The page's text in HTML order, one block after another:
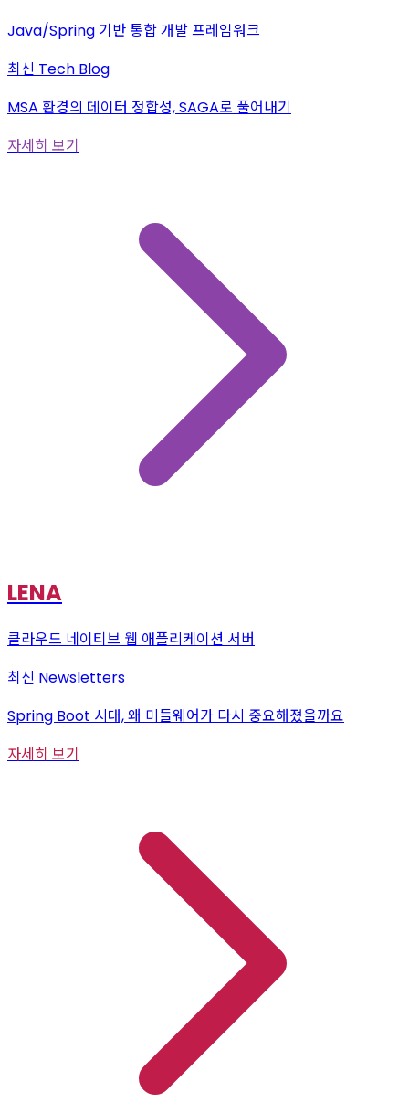
Java/Spring 기반 통합 개발 프레임워크
최신 Tech Blog
MSA 환경의 데이터 정합성, SAGA로 풀어내기
자세히 보기
LENA
클라우드 네이티브 웹 애플리케이션 서버
최신 Newsletters
Spring Boot 시대, 왜 미들웨어가 다시 중요해졌을까요
자세히 보기